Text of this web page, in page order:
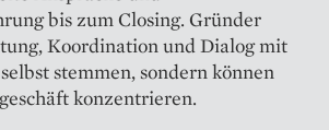
bis zum Closing. Gründer
Koordination und Dialog mit
stemmen, sondern können
konzentrieren.